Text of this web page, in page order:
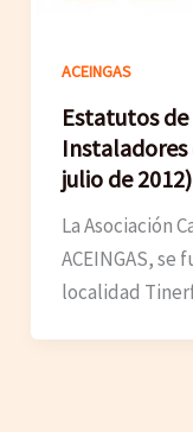
ACEINGAS
Estatutos de
Instaladores
julio de 2012)
La Asociación
ACEINGAS, se
localidad